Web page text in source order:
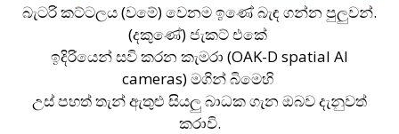
බැටරි කට්ටලය (වමේ) වෙනම ඉණේ බැඳ ගන්න පුලුවන්.
(දකුණේ) ජැකට් එකේ
ඉදිරියෙන් සවි කරන කැමරා (OAK-D spatial AI
cameras) මගින් බිමෙහි
උස් පහත් තැන් ඇතුළු සියලු බාධක ගැන ඔබව දැනුවත්
කරාවි.